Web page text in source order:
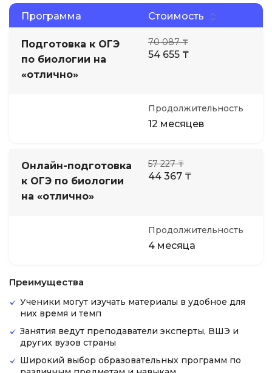
Программа Стоимость
Подготовка к ОГЭ
по биологии на
«отлично»
70 087 ₸
54 655 ₸
Продолжительность
12 месяцев
Онлайн-подготовка
к ОГЭ по биологии
на «отлично»
57 227 ₸
44 367 ₸
Продолжительность
4 месяца
Преимущества
Ученики могут изучать материалы в удобное для
них время и темп
Занятия ведут преподаватели эксперты, ВШЭ и
других вузов страны
Широкий выбор образовательных программ по